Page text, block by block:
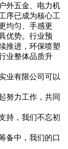
外五金、电力机
序已成为核心工
均匀、手感更
优势。行业预
推进，环保喷塑
业整体品质升
业有限公司可以
努力工作，共同
持，我们不忘初
备中，我们的口